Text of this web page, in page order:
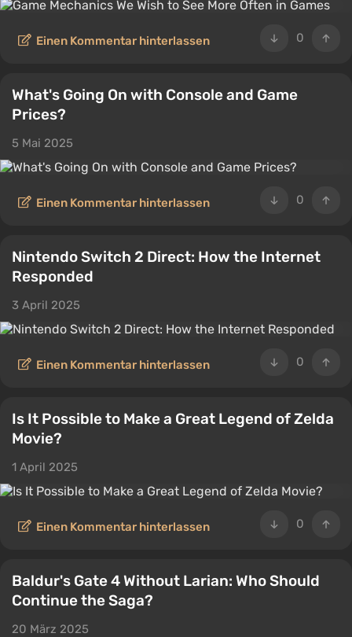
0
Einen Kommentar hinterlassen
What's Going On with Console and Game
Prices?
5 Mai 2025
0
Einen Kommentar hinterlassen
Nintendo Switch 2 Direct: How the Internet
Responded
3 April 2025
0
Einen Kommentar hinterlassen
Is It Possible to Make a Great Legend of Zelda
Movie?
1 April 2025
0
Einen Kommentar hinterlassen
Baldur's Gate 4 Without Larian: Who Should
Continue the Saga?
20 März 2025